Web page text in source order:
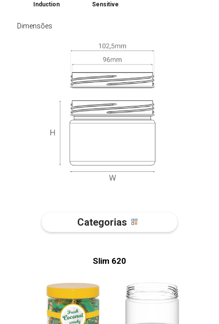
Induction Sensitive
Dimensões
Categorias
Slim 620